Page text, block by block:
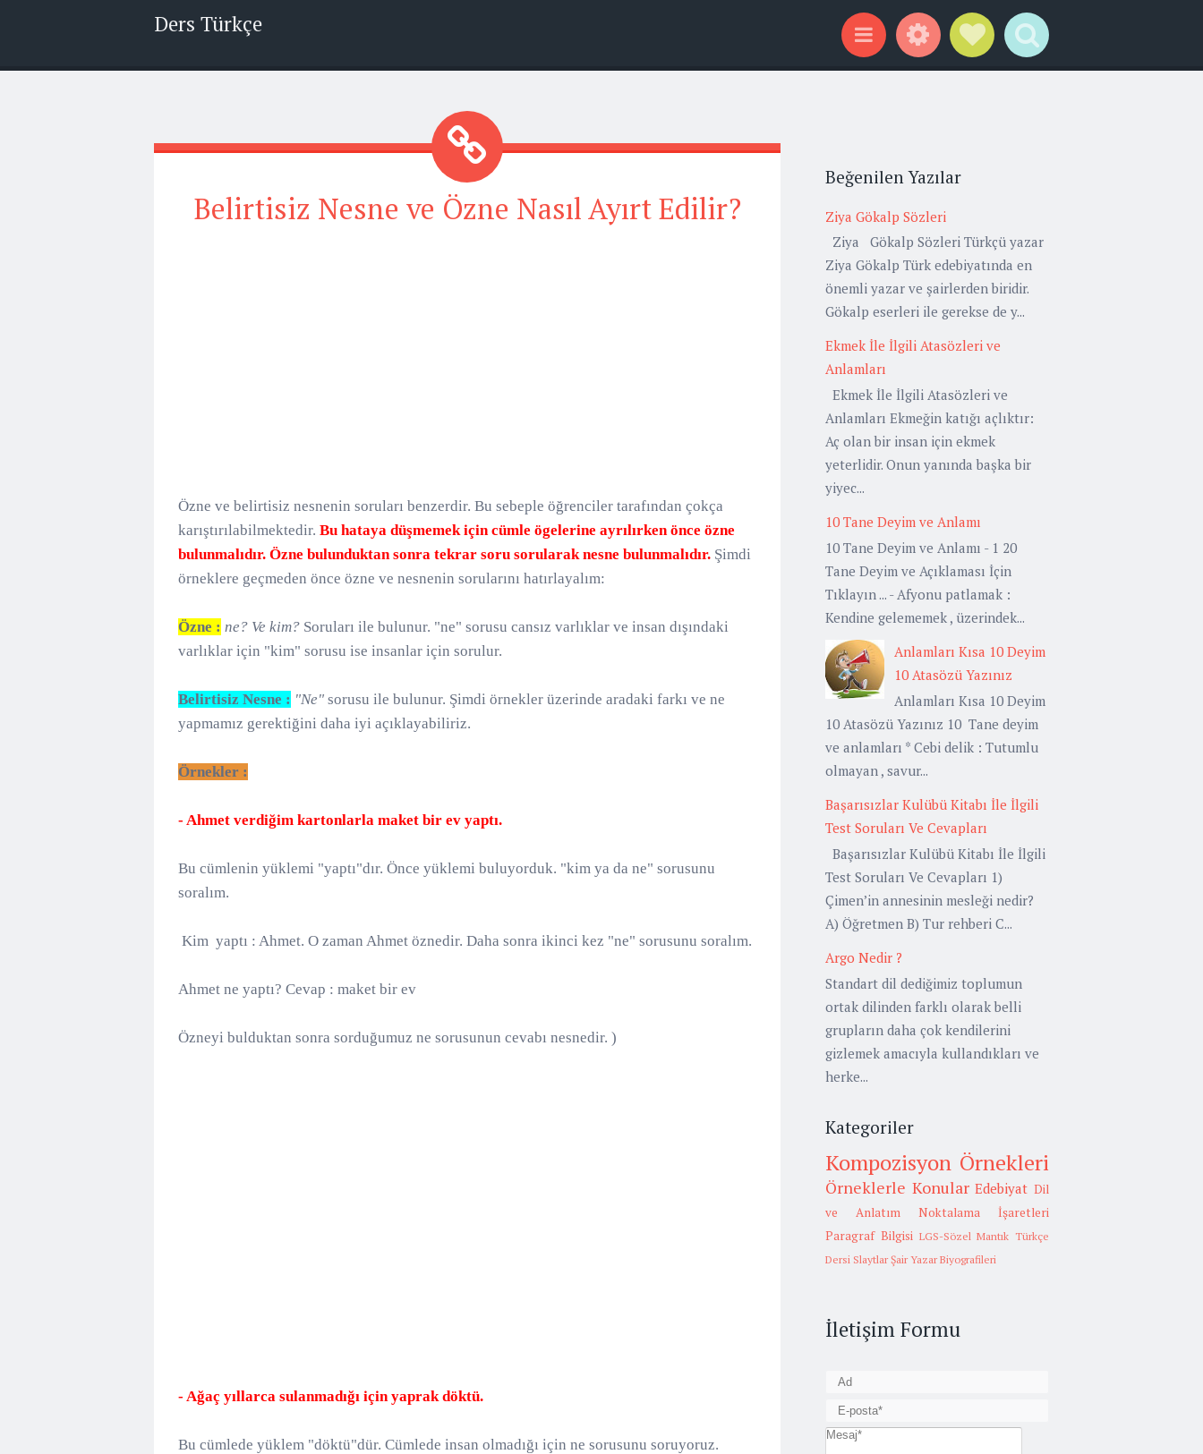
Ders Türkçe
Menu WidgetsSocial Links
Search
Belirtisiz Nesne ve Özne Nasıl Ayırt Edilir?
Özne ve belirtisiz nesnenin soruları benzerdir. Bu sebeple öğrenciler tarafından çokça
karıştırılabilmektedir. Bu hataya düşmemek için cümle ögelerine ayrılırken önce özne
bulunmalıdır. Özne bulunduktan sonra tekrar soru sorularak nesne bulunmalıdır. Şimdi
örneklere geçmeden önce özne ve nesnenin sorularını hatırlayalım:
Özne : ne? Ve kim? Soruları ile bulunur. "ne" sorusu cansız varlıklar ve insan dışındaki
varlıklar için "kim" sorusu ise insanlar için sorulur.
Belirtisiz Nesne : "Ne" sorusu ile bulunur. Şimdi örnekler üzerinde aradaki farkı ve ne
yapmamız gerektiğini daha iyi açıklayabiliriz.
Örnekler :
- Ahmet verdiğim kartonlarla maket bir ev yaptı.
Bu cümlenin yüklemi "yaptı"dır. Önce yüklemi buluyorduk. "kim ya da ne" sorusunu
soralım.
Kim yaptı : Ahmet. O zaman Ahmet öznedir. Daha sonra ikinci kez "ne" sorusunu soralım.
Ahmet ne yaptı? Cevap : maket bir ev
Özneyi bulduktan sonra sorduğumuz ne sorusunun cevabı nesnedir. )
- Ağaç yıllarca sulanmadığı için yaprak döktü.
Bu cümlede yüklem "döktü"dür. Cümlede insan olmadığı için ne sorusunu soruyoruz.
Beğenilen Yazılar
Ziya Gökalp Sözleri
Ziya Gökalp Sözleri Türkçü yazar
Ziya Gökalp Türk edebiyatında en
önemli yazar ve şairlerden biridir.
Gökalp eserleri ile gerekse de y...
Ekmek İle İlgili Atasözleri ve
Anlamları
Ekmek İle İlgili Atasözleri ve
Anlamları Ekmeğin katığı açlıktır:
Aç olan bir insan için ekmek
yeterlidir. Onun yanında başka bir
yiyec...
10 Tane Deyim ve Anlamı
10 Tane Deyim ve Anlamı - 1 20
Tane Deyim ve Açıklaması İçin
Tıklayın ... - Afyonu patlamak :
Kendine gelememek , üzerindek...
Anlamları Kısa 10 Deyim
10 Atasözü Yazınız
Anlamları Kısa 10 Deyim
10 Atasözü Yazınız 10 Tane deyim
ve anlamları * Cebi delik : Tutumlu
olmayan , savur...
Başarısızlar Kulübü Kitabı İle İlgili
Test Soruları Ve Cevapları
Başarısızlar Kulübü Kitabı İle İlgili
Test Soruları Ve Cevapları 1)
Çimen’in annesinin mesleği nedir?
A) Öğretmen B) Tur rehberi C...
Argo Nedir ?
Standart dil dediğimiz toplumun
ortak dilinden farklı olarak belli
grupların daha çok kendilerini
gizlemek amacıyla kullandıkları ve
herke...
Kategoriler
Kompozisyon Örnekleri
Örneklerle Konular Edebiyat Dil
ve Anlatım
Noktalama İşaretleri
Paragraf Bilgisi LGS-Sözel Mantık Türkçe
Dersi Slaytlar Şair Yazar Biyografileri
İletişim Formu